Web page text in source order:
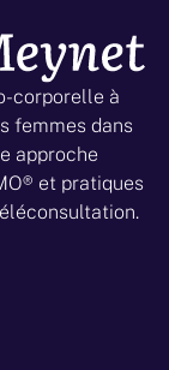
corporelle à
femmes dans
approche
et pratiques